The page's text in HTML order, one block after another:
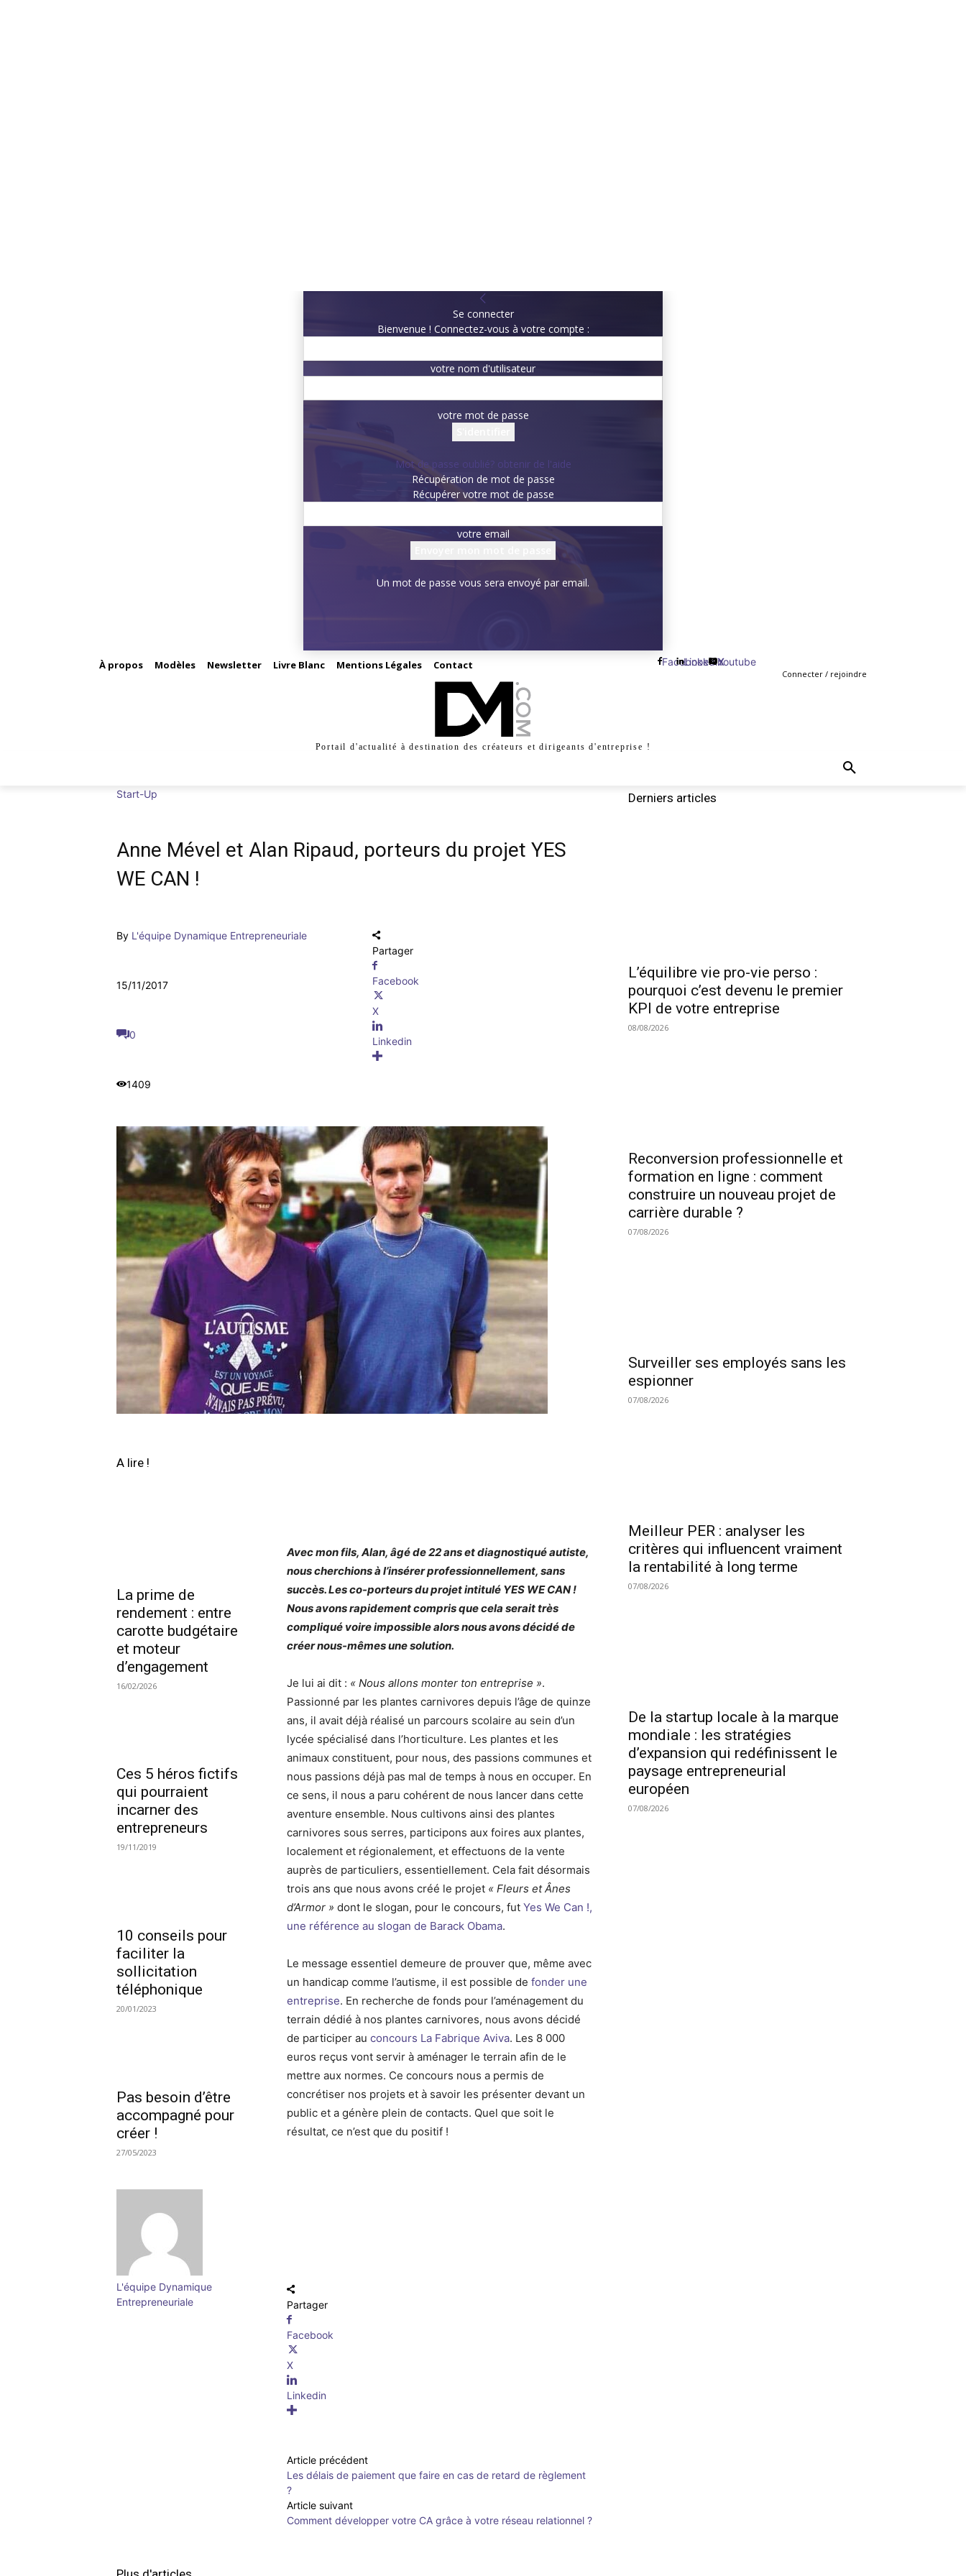
Se connecter
Bienvenue ! Connectez-vous à votre compte :
votre nom d'utilisateur
votre mot de passe
Mot de passe oublié? obtenir de l'aide
Récupération de mot de passe
Récupérer votre mot de passe
votre email
Un mot de passe vous sera envoyé par email.
À propos Modèles Newsletter Livre Blanc Mentions Légales Contact Facebook
Linkedin
X
Youtube
Connecter / rejoindre
Portail d'actualité à destination des créateurs et dirigeants d'entreprise !
Start-Up
Anne Mével et Alan Ripaud, porteurs du projet YES
WE CAN !
By L'équipe Dynamique Entrepreneuriale
15/11/2017
0
1409
Partager
Facebook
X
Linkedin
A lire !
La prime de
rendement : entre
carotte budgétaire
et moteur
d’engagement
16/02/2026
Ces 5 héros fictifs
qui pourraient
incarner des
entrepreneurs
19/11/2019
10 conseils pour
faciliter la
sollicitation
téléphonique
20/01/2023
Pas besoin d’être
accompagné pour
créer !
27/05/2023
L'équipe Dynamique
Entrepreneuriale
Avec mon fils, Alan, âgé de 22 ans et diagnostiqué autiste,
nous cherchions à l’insérer professionnellement, sans
succès. Les co-porteurs du projet intitulé YES WE CAN !
Nous avons rapidement compris que cela serait très
compliqué voire impossible alors nous avons décidé de
créer nous-mêmes une solution.
Je lui ai dit : « Nous allons monter ton entreprise ».
Passionné par les plantes carnivores depuis l’âge de quinze
ans, il avait déjà réalisé un parcours scolaire au sein d’un
lycée spécialisé dans l’horticulture. Les plantes et les
animaux constituent, pour nous, des passions communes et
nous passions déjà pas mal de temps à nous en occuper. En
ce sens, il nous a paru cohérent de nous lancer dans cette
aventure ensemble. Nous cultivons ainsi des plantes
carnivores sous serres, participons aux foires aux plantes,
localement et régionalement, et effectuons de la vente
auprès de particuliers, essentiellement. Cela fait désormais
trois ans que nous avons créé le projet « Fleurs et Ânes
d’Armor » dont le slogan, pour le concours, futYes We Can !,
une référence au slogan de Barack Obama.
Le message essentiel demeure de prouver que, même avec
un handicap comme l’autisme, il est possible defonder une
entreprise. En recherche de fonds pour l’aménagement du
terrain dédié à nos plantes carnivores, nous avons décidé
de participer auconcours La Fabrique Aviva. Les 8 000
euros reçus vont servir à aménager le terrain afin de le
mettre aux normes. Ce concours nous a permis de
concrétiser nos projets et à savoir les présenter devant un
public et a génère plein de contacts. Quel que soit le
résultat, ce n’est que du positif !
Partager
Facebook
X
Linkedin
Article précédent
Les délais de paiement que faire en cas de retard de règlement
?
Article suivant
Comment développer votre CA grâce à votre réseau relationnel ?
Derniers articles
L’équilibre vie pro-vie perso :
pourquoi c’est devenu le premier
KPI de votre entreprise
08/08/2026
Reconversion professionnelle et
formation en ligne : comment
construire un nouveau projet de
carrière durable ?
07/08/2026
Surveiller ses employés sans les
espionner
07/08/2026
Meilleur PER : analyser les
critères qui influencent vraiment
la rentabilité à long terme
07/08/2026
De la startup locale à la marque
mondiale : les stratégies
d’expansion qui redéfinissent le
paysage entrepreneurial
européen
07/08/2026